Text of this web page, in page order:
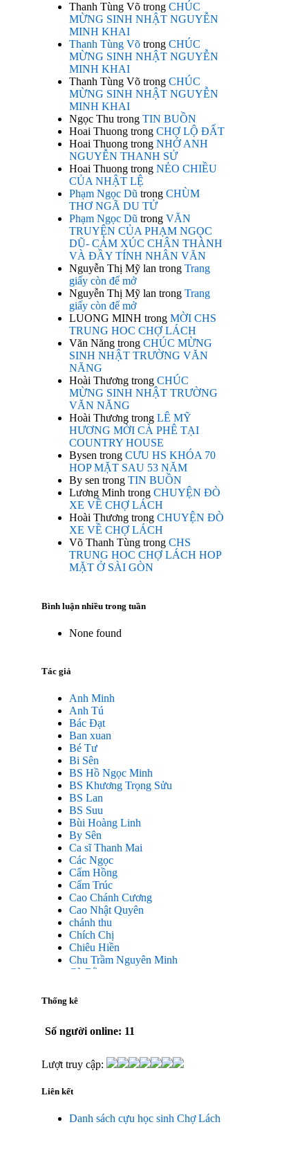
Thanh Tùng Võ trong CHÚC
MỪNG SINH NHẬT NGUYỄN
MINH KHAI
Thanh Tùng Võ trong CHÚC
MỪNG SINH NHẬT NGUYỄN
MINH KHAI
Thanh Tùng Võ trong CHÚC
MỪNG SINH NHẬT NGUYỄN
MINH KHAI
Ngọc Thu trong TIN BUỒN
Hoai Thuong trong CHỢ LỘ ĐẤT
Hoai Thuong trong NHỚ ANH
NGUYỄN THANH SỬ
Hoai Thuong trong NẺO CHIỀU
CỦA NHẬT LỆ
Phạm Ngọc Dũ trong CHÙM
THƠ NGÃ DU TỬ
Phạm Ngọc Dũ trong VĂN
TRUYỆN CỦA PHẠM NGỌC
DŨ- CẢM XÚC CHÂN THÀNH
VÀ ĐẦY TÍNH NHÂN VĂN
Nguyễn Thị Mỹ lan trong Trang
giấy còn để mở
Nguyễn Thị Mỹ lan trong Trang
giấy còn để mở
LUONG MINH trong MỜI CHS
TRUNG HOC CHỢ LÁCH
Văn Năng trong CHÚC MỪNG
SINH NHẬT TRƯỜNG VĂN
NĂNG
Hoài Thương trong CHÚC
MỪNG SINH NHẬT TRƯỜNG
VĂN NĂNG
Hoài Thương trong LÊ MỸ
HƯƠNG MỜI CÀ PHÊ TẠI
COUNTRY HOUSE
Bysen trong CƯU HS KHÓA 70
HOP MẶT SAU 53 NĂM
By sen trong TIN BUỒN
Lương Minh trong CHUYỆN ĐÒ
XE VỀ CHỢ LÁCH
Hoài Thương trong CHUYỆN ĐÒ
XE VỀ CHỢ LÁCH
Võ Thanh Tùng trong CHS
TRUNG HOC CHỢ LÁCH HOP
MẶT Ở SÀI GÒN
Bình luận nhiều trong tuần
None found
Tác giả
Anh Minh
Anh Tú
Bác Đạt
Ban xuan
Bé Tư
Bi Sên
BS Hồ Ngọc Minh
BS Khương Trọng Sửu
BS Lan
BS Suu
Bùi Hoàng Linh
By Sên
Ca sĩ Thanh Mai
Các Ngọc
Cẩm Hồng
Cẩm Trúc
Cao Chánh Cương
Cao Nhật Quyên
chánh thu
Chích Chị
Chiêu Hiền
Chu Trầm Nguyên Minh
Cò Bằng
Công Bình
Dang Chi
Diễm Ngọc
Dỗ Chiêu Đức
Dung Thị vân
Duong Công Bình
Thống kê
Số người online: 11
Lượt truy cập:
Liên kết
Danh sách cựu học sinh Chợ Lách